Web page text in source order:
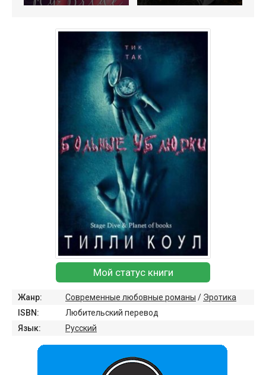
Мой статус книги
Жанр: Современные любовные романы / Эротика
ISBN:
Любительский перевод
Язык:
Русский